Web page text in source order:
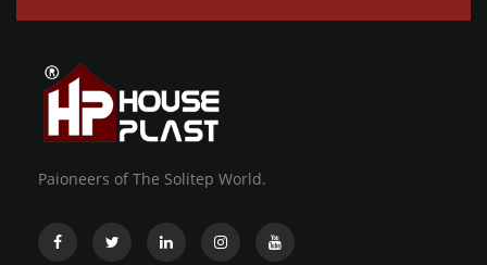
Paioneers of The Solitep World.